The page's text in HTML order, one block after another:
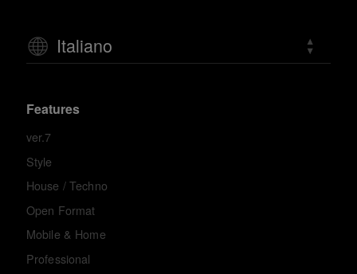
Italiano
Features
ver.7
Style
House / Techno
Open Format
Mobile & Home
Professional